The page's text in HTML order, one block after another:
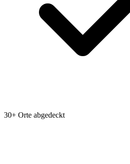
30+ Orte abgedeckt